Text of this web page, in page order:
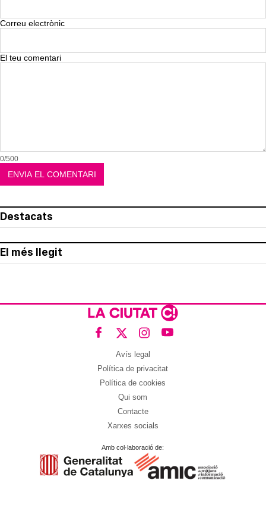
Correu electrònic
El teu comentari
0/500
Destacats
El més llegit
Avís legal
Política de privacitat
Política de cookies
Qui som
Contacte
Xarxes socials
Amb col·laboració de: